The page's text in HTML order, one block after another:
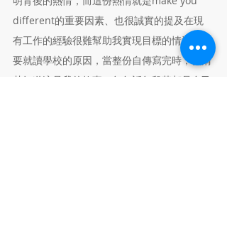
different的重要因素、也很誠實的提及在現
有工作的經驗很難幫助我實現目標的情況下需
要就讀學校的原因，當整份自傳寫完時，很清
楚知道這是我的故事，每句話每段落都是自己